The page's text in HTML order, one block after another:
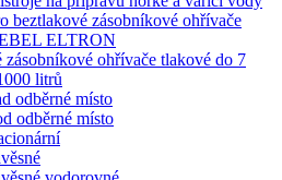
beztlakové zásobníkové ohřívače
ELTRON
zásobníkové ohřívače tlakové do 7
litrů
odběrné místo
odběrné místo